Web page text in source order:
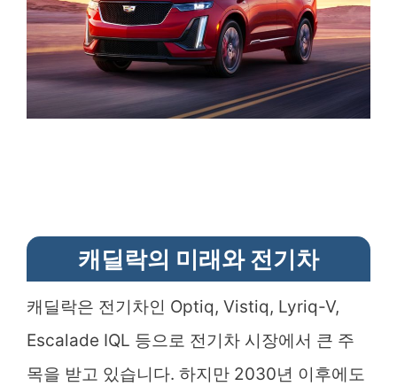
캐딜락의 미래와 전기차
캐딜락은 전기차인 Optiq, Vistiq, Lyriq-V,
Escalade IQL 등으로 전기차 시장에서 큰 주
목을 받고 있습니다. 하지만 2030년 이후에도